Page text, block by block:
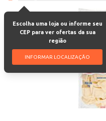
Escolha uma loja ou informe seu
CEP para ver ofertas da sua
região
INFORMAR LOCALIZAÇÃO